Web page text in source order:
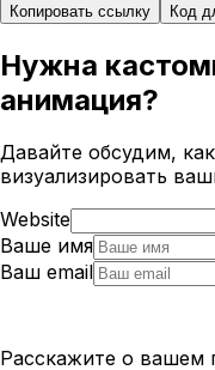
Копировать ссылку Код
Нужна
анимация?
Давайте обсудим,
визуализировать
Website
Ваше имя
Ваш email
Расскажите о вашем